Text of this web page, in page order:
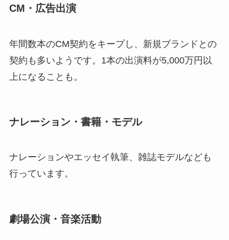
CM・広告出演
年間数本のCM契約をキープし、新規ブランドとの
契約も多いようです。1本の出演料が5,000万円以
上になることも。
ナレーション・書籍・モデル
ナレーションやエッセイ執筆、雑誌モデルなども
行っています。
劇場公演・音楽活動